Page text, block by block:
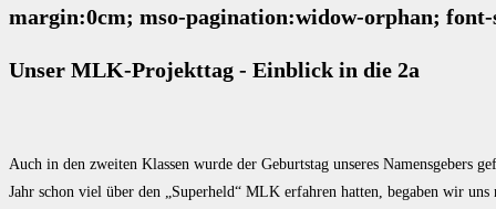
margin:0cm; mso-pagination:widow-orphan;
Unser MLK-Projekttag - Einblick in die 2a
Auch in den zweiten Klassen wurde der Geburtstag unseres
Jahr schon viel über den „Superheld“ MLK erfahren hatten, begaben wir